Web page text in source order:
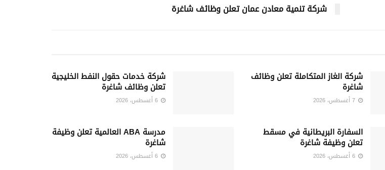
شركة تنمية معادن عمان تعلن وظائف شاغرة
شركة الغاز المتكاملة تعلن وظائف
شاغرة
شركة خدمات حقول النفط الخليجية
تعلن وظائف شاغرة
السفارة البريطانية في مسقط
تعلن وظيفة شاغرة
مدرسة ABA العالمية تعلن وظيفة
شاغرة